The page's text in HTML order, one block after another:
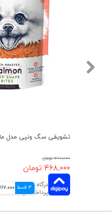
۷۰۰,۰۰۰ تومان
۴۶۸,۰۰۰ تومان
4 قسط 117,000 تومانی